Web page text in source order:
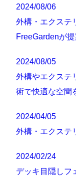
2024/08/06
外構・エクステ
FreeGardenが
2024/08/05
外構やエクステ
術で快適な空間
2024/04/05
外構・エクステ
2024/02/24
デッキ目隠しフ